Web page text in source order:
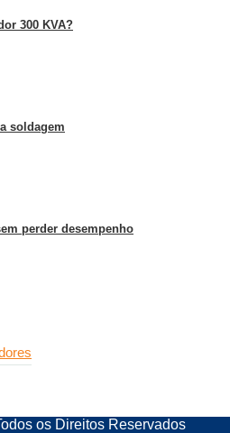
300 KVA?
soldagem
perder desempenho
os Direitos Reservados